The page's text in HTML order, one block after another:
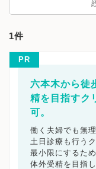
1件
PR
六本木から徒
精を目指すク
可。
働く夫婦でも無
土日診療も行う
最小限にするた
体外受精を目指